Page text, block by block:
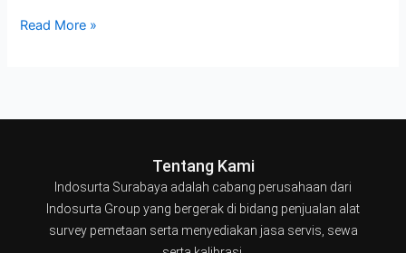
Read More »
Tentang Kami
Indosurta Surabaya adalah cabang perusahaan dari
Indosurta Group yang bergerak di bidang penjualan alat
survey pemetaan serta menyediakan jasa servis, sewa